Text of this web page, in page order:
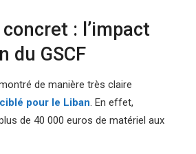
: l’impact
du GSCF
de manière très claire
pour le Liban. En effet,
de 40 000 euros de matériel aux